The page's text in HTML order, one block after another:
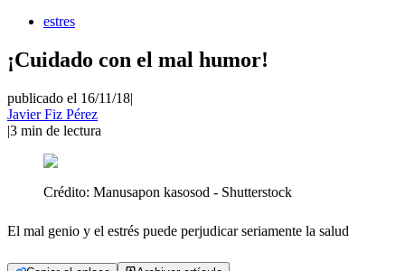
estres
¡Cuidado con el mal humor!
publicado el 16/11/18|
Javier Fiz Pérez
|3 min de lectura
Crédito: Manusapon kasosod - Shutterstock
El mal genio y el estrés puede perjudicar seriamente la salud